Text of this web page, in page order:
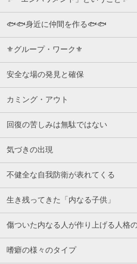
🐟🐟身近に仲間を作る🐟🐟
⚜グループ・ワーク⚜
安全な場の発見と確保
カミング・アウト
回復の苦しみは無駄ではない
気づきの出現
不健全な自我防衛が表れてくる
生き残ってきた「内なる子供」
傷ついた内なる人が作り上げる人格
嗜癖の様々のタイプ